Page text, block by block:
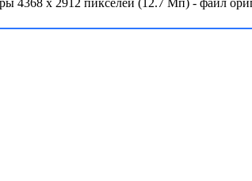
4368 x 2912 пикселей (12.7 Мп) - файл